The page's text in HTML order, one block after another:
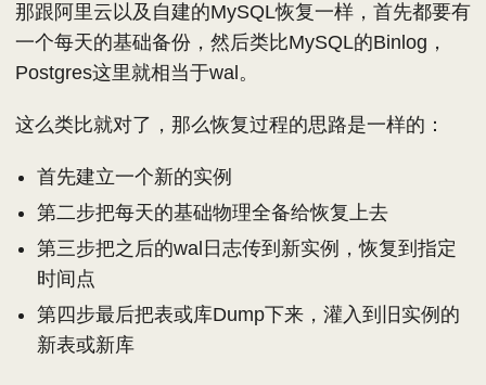
那跟阿里云以及自建的MySQL恢复一样，首先都要有
一个每天的基础备份，然后类比MySQL的Binlog，
Postgres这里就相当于wal。
这么类比就对了，那么恢复过程的思路是一样的：
首先建立一个新的实例
第二步把每天的基础物理全备给恢复上去
第三步把之后的wal日志传到新实例，恢复到指定
时间点
第四步最后把表或库Dump下来，灌入到旧实例的
新表或新库